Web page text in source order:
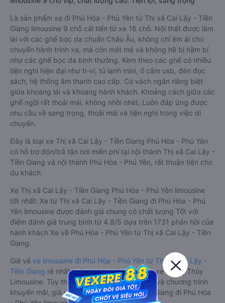
Là sản phẩm xe đi Phú Hòa - Phú Yên từ Thị xã Cai Lậy - Tiền
Giang limousine 9 chỗ cải tiến từ xe 16 chỗ. Nội thất được làm
lại với các ghế bọc da chuẩn Châu Âu, không chỉ êm ái cho
chuyến hành trình xa, mà còn mát mẻ và không hề bị hầm bí
như các ghế bọc da bình thường. Kèm theo các ghế có nhiều
tiện nghi hiện đại như ti-vi, tủ lạnh mini, ổ cắm usb, đèn đọc
sách, hệ thống âm thanh cao cấp. Có vách ngăn riêng biệt
giữa khoang lái và khoang hành khách. Khoảng cách giữa các
ghế ngồi rất thoải mái, không nhồi nhét. Luôn đáp ứng được
nhu cầu về sang trọng, thoải mái và tiện nghi trong việc di
chuyển.
Đây là loại xe Thị xã Cai Lậy - Tiền Giang Phú Hòa - Phú Yên
có hỗ trợ đón/trả tận nơi miễn phí tại nội thành Thị xã Cai Lậy -
Tiền Giang và nội thành Phú Hòa - Phú Yên, rất thuận tiện cho
du khách.
Xe Thị xã Cai Lậy - Tiền Giang Phú Hòa - Phú Yên limousine
tốt nhất: Xe từ Thị xã Cai Lậy - Tiền Giang đi Phú Hòa - Phú
Yên limousine được đánh giá chung có chất lượng Tốt với
điểm đánh giá trung bình từ 4.8/5 dựa trên 1731 phản hồi của
hành khách Xe về Phú Hòa - Phú Yên từ Thị xã Cai Lậy - Tiền
Giang.
Giá vé xe limousine đi Phú Hòa - Phú Yên từ Thị xã Cai Lậy -
Tiền Giang rẻ nhất là 740000VND của hãng xe Trọng Thủy
Limousine. Tùy thuộc vào vị trí ngồi của bạn và chương trình
khuyến mãi, giá vé Xe Thị xã Cai Lậy - Tiền Giang đi Phú Hòa